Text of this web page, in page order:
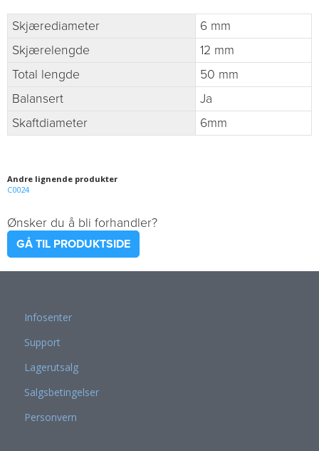
Skjærediameter
6 mm
Skjærelengde
12 mm
Total lengde
50 mm
Balansert
Ja
Skaftdiameter
6mm
Andre lignende produkter
C0024
Ønsker du å bli forhandler?
GÅ TIL PRODUKTSIDE
Infosenter
Support
Lagerutsalg
Salgsbetingelser
Personvern